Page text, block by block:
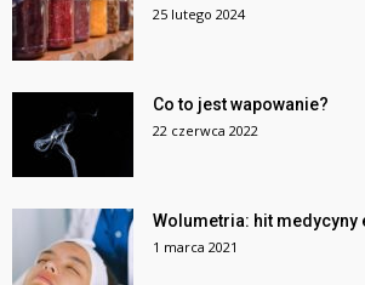
25 lutego 2024
Co to jest wapowanie?
22 czerwca 2022
Wolumetria: hit medycyny
1 marca 2021